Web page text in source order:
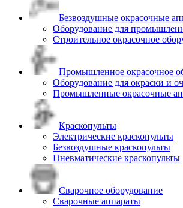
Безвоздушные окрасочные
Оборудование для
Строительное окрасочное
Промышленное окрасочное
Оборудование для окраски и
Промышленные окрасочные
Краскопульты
Электрические краскопульты
Безвоздушные краскопульты
Пневматические краскопульты
Сварочное оборудование
Сварочные аппараты